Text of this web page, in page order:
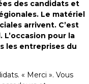
des candidats et
Le matériel
arrivent. C’est
L’occasion pour la
les entreprises du
« Merci ». Vous